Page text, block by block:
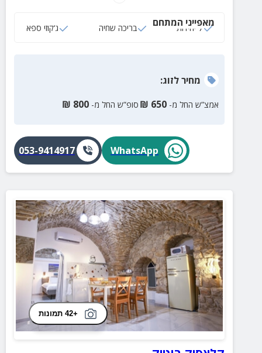
מאפייני המתחם
7 יחידות בריכה שחיה ג‘קוזי ספא
מחירלזוג:
אמצ”ש החל מ- 650
₪ סופ”ש החל מ- 800
₪
WhatsApp
053-9414917
+42 תמונות